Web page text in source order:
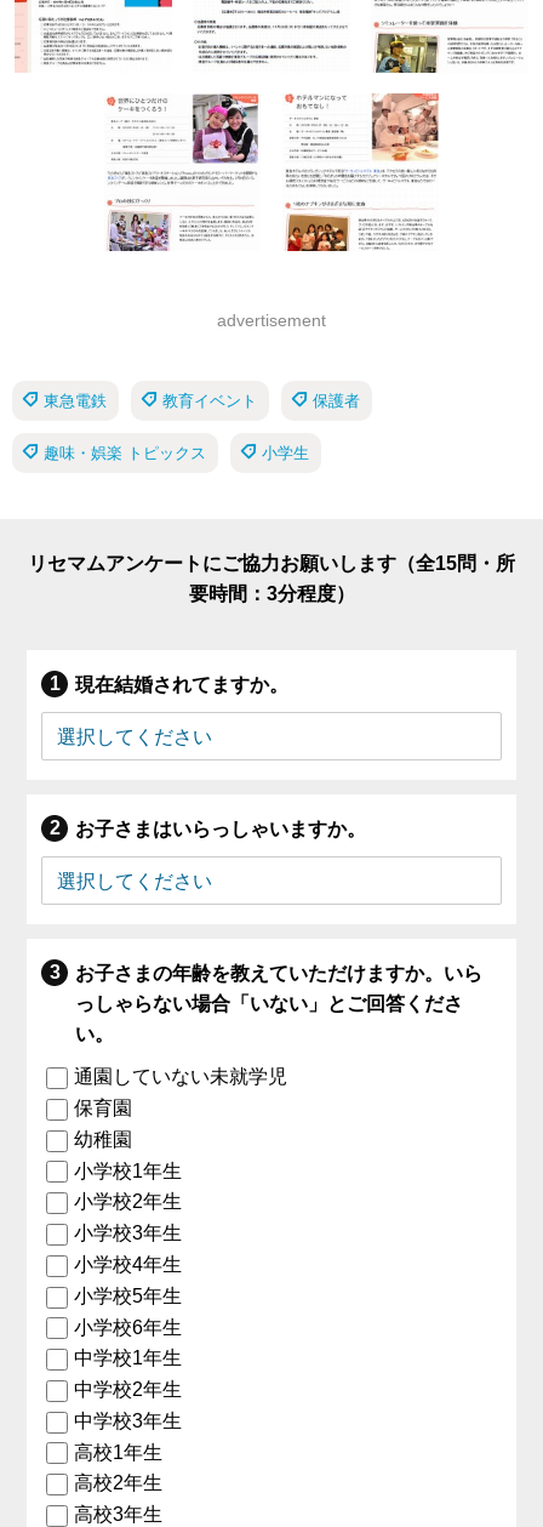
advertisement
東急電鉄 教育イベント 保護者
趣味・娯楽 トピックス 小学生
リセマムアンケートにご協力お願いします（全15問・所
要時間：3分程度）
現在結婚されてますか。
お子さまはいらっしゃいますか。
お子さまの年齢を教えていただけますか。いら
っしゃらない場合「いない」とご回答くださ
い。
通園していない未就学児
保育園
幼稚園
小学校1年生
小学校2年生
小学校3年生
小学校4年生
小学校5年生
小学校6年生
中学校1年生
中学校2年生
中学校3年生
高校1年生
高校2年生
高校3年生